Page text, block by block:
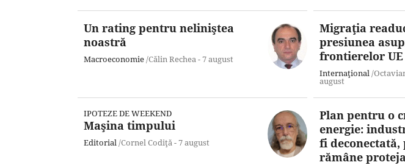
Un rating pentru neliniştea
noastră
Macroeconomie /Călin Rechea -7 august
Migraţia
presiunea
frontierelor UE
Internaţional /
august
IPOTEZE DE WEEKEND
Maşina timpului
Editorial /Cornel Codiţă -7 august
Plan pentru o
energie:
fi
rămâne